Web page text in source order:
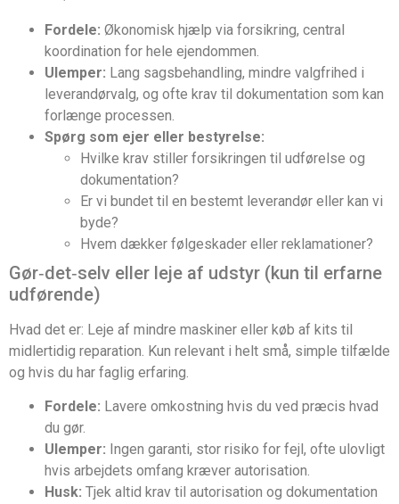
Fordele: Økonomisk hjælp via forsikring, central
koordination for hele ejendommen.
Ulemper: Lang sagsbehandling, mindre valgfrihed i
leverandørvalg, og ofte krav til dokumentation som kan
forlænge processen.
Spørg som ejer eller bestyrelse:
Hvilke krav stiller forsikringen til udførelse og
dokumentation?
Er vi bundet til en bestemt leverandør eller kan vi
byde?
Hvem dækker følgeskader eller reklamationer?
Gør‑det‑selv eller leje af udstyr (kun til erfarne
udførende)
Hvad det er: Leje af mindre maskiner eller køb af kits til
midlertidig reparation. Kun relevant i helt små, simple tilfælde
og hvis du har faglig erfaring.
Fordele: Lavere omkostning hvis du ved præcis hvad
du gør.
Ulemper: Ingen garanti, stor risiko for fejl, ofte ulovligt
hvis arbejdets omfang kræver autorisation.
Husk: Tjek altid krav til autorisation og dokumentation